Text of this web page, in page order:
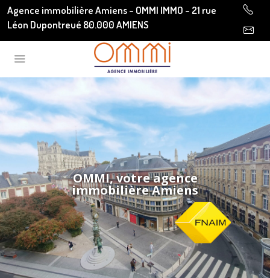
Agence immobilière Amiens - OMMI IMMO - 21 rue
Léon Dupontreué 80.000 AMIENS
OMMI, votre agence
immobilière Amiens